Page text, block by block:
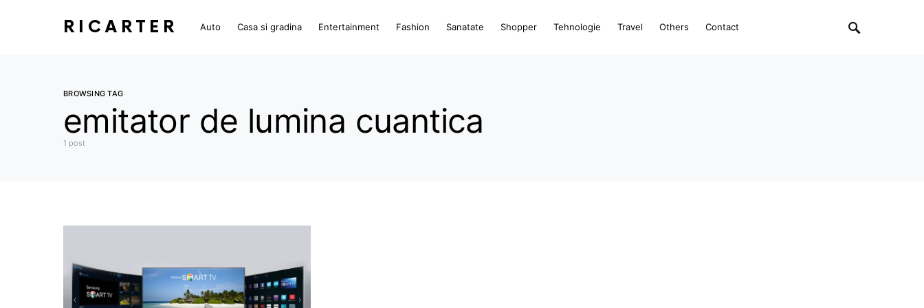
RICARTER Auto Casa si gradina Entertainment Fashion Sanatate Shopper Tehnologie Travel Others Contact
BROWSING TAG
emitator de lumina cuantica
1 post